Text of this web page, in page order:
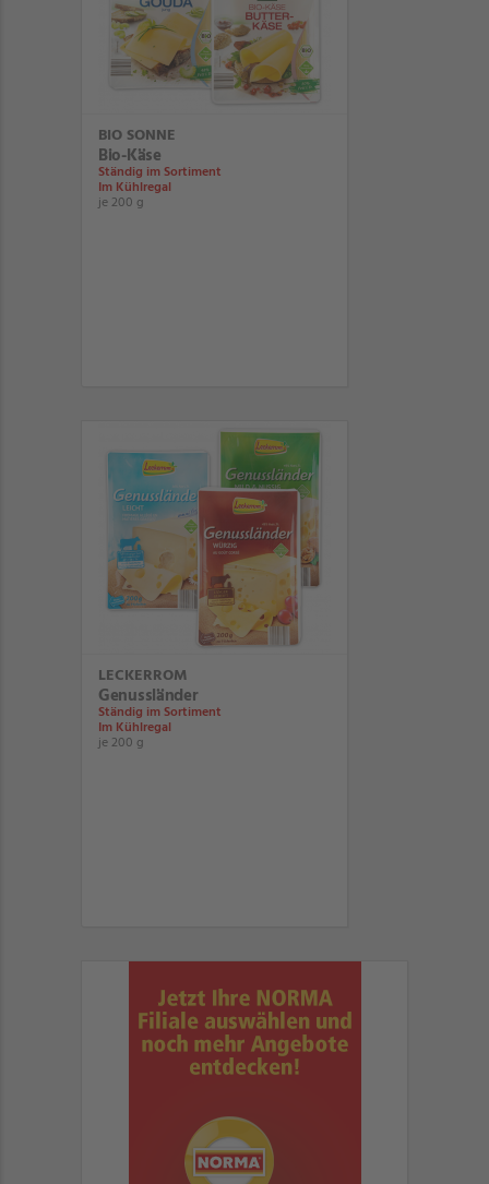
BIO SONNE
Bio-Käse
Ständig im Sortiment
Im Kühlregal
je 200 g
LECKERROM
Genussländer
Ständig im Sortiment
Im Kühlregal
je 200 g